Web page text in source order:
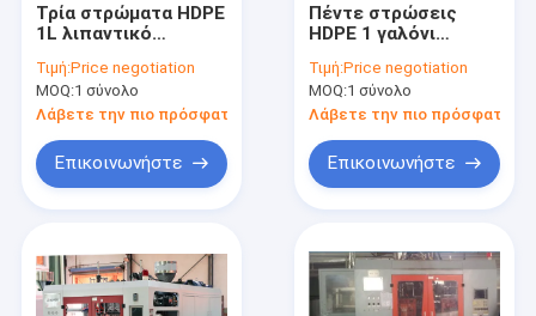
Τρία στρώματα HDPE
1L λιπαντικό
molding μηχανή
Τιμή:Price negotiation
MOQ:1 σύνολο
Λάβετε την πιο πρόσφατη τιμή
Επικοινωνήστε
Πέντε στρώσεις
HDPE 1 γαλόνι
Τιμή:Price negotiation
MOQ:1 σύνολο
Λάβετε την πιο πρόσφατη
Επικοινωνήστε